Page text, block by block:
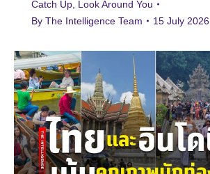
Catch Up Look Around You
By The Intelligence Team 15 July 2026